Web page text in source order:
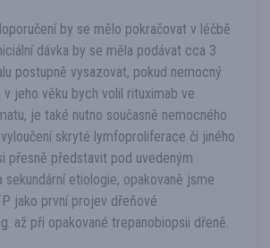
by se mělo pokračovat v léčbě
dávka by se měla podávat cca 3
postupně vysazovat, pokud nemocný
v jeho věku bych volil rituximab ve
je také nutno současně nemocného
skryté lymfoproliferace či jiného
přesně představit pod uvedeným
sekundární etiologie, opakovaně jsme
jako první projev dřeňové
až při opakované trepanobiopsii dřeně.